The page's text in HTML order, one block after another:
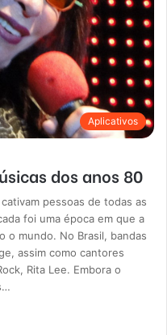
Aplicativos
dos anos 80
pessoas de todas as
foi uma época em que a
o mundo. No Brasil, bandas
assim como cantores
Rita Lee. Embora o